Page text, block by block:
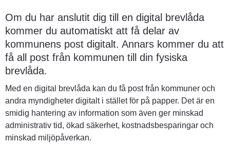
Om du har anslutit dig till en digital brevlåda
kommer du automatiskt att få delar av
kommunens post digitalt. Annars kommer du att
få all post från kommunen till din fysiska
brevlåda.
Med en digital brevlåda kan du få post från kommuner och
andra myndigheter digitalt i stället för på papper. Det är en
smidig hantering av information som även ger minskad
administrativ tid, ökad säkerhet, kostnadsbesparingar och
minskad miljöpåverkan.